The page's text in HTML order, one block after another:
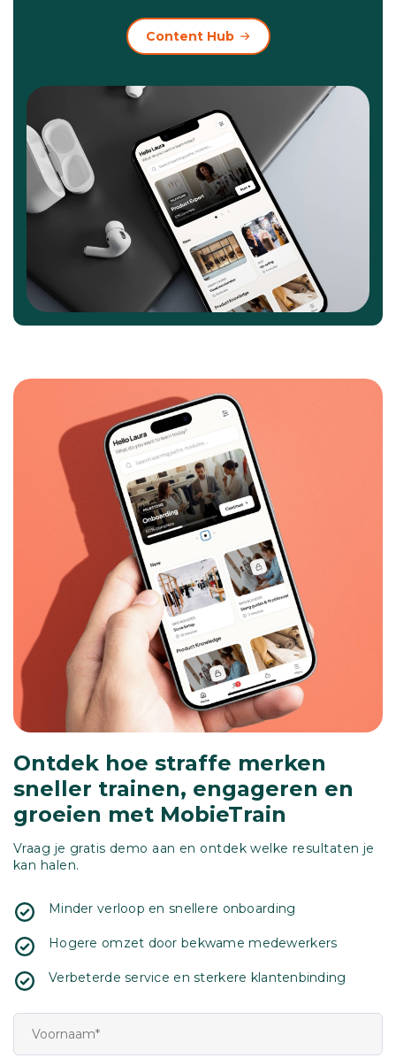
Content Hub
Ontdek hoe straffe merken
sneller trainen, engageren en
groeien met MobieTrain
Vraag je gratis demo aan en ontdek welke resultaten je
kan halen.
Minder verloop en snellere onboarding
Hogere omzet door bekwame medewerkers
Verbeterde service en sterkere klantenbinding